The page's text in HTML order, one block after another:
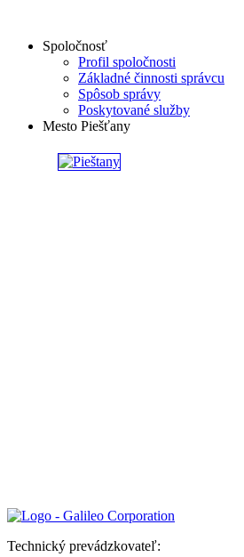
Spoločnosť
Profil spoločnosti
Základné činnosti správcu
Spôsob správy
Poskytované služby
Mesto Piešťany
Technický prevádzkovateľ: